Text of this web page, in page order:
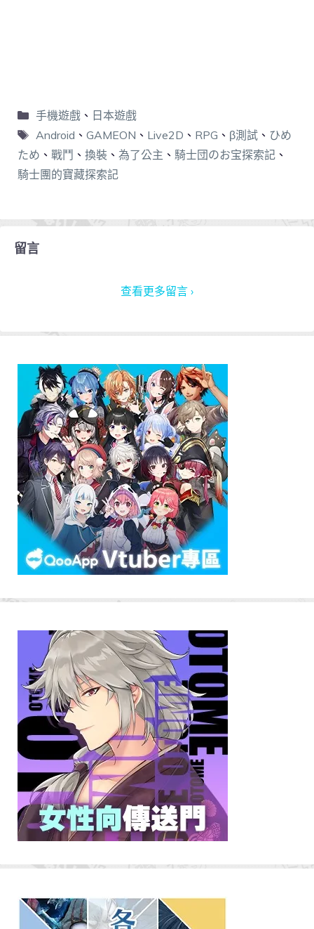
手機遊戲、 日本遊戲
Android 、 GAMEON 、 Live2D 、 RPG 、 β測試、 ひめ
ため 、 戰鬥 、 換裝 、 為了公主 、 騎士団のお宝探索記 、
騎士團的寶藏探索記
留言
查看更多留言 ›